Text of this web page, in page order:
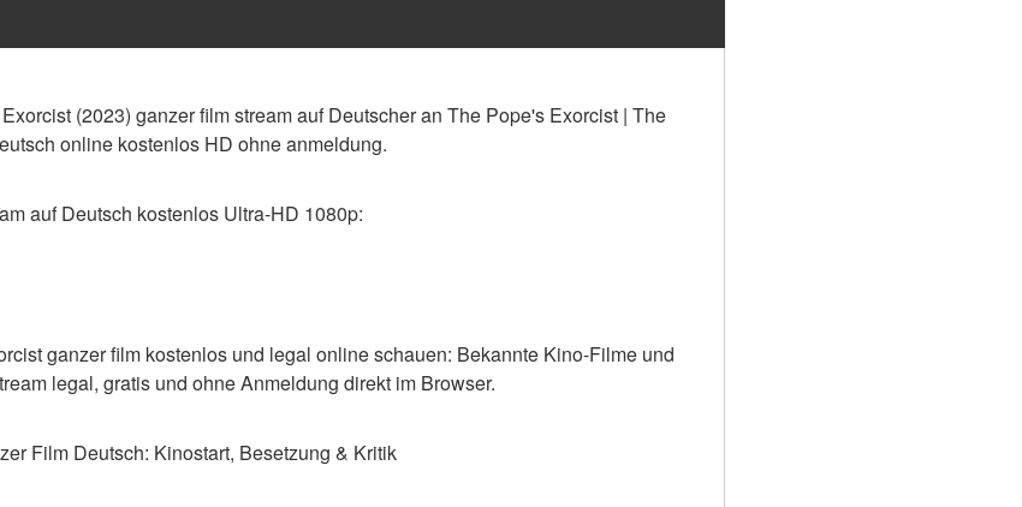
(2023) ganzer film stream auf Deutscher an The Pope's Exorcist | The
online kostenlos HD ohne anmeldung.
auf Deutsch kostenlos Ultra-HD 1080p:
ganzer film kostenlos und legal online schauen: Bekannte Kino-Filme und
legal, gratis und ohne Anmeldung direkt im Browser.
Film Deutsch: Kinostart, Besetzung & Kritik